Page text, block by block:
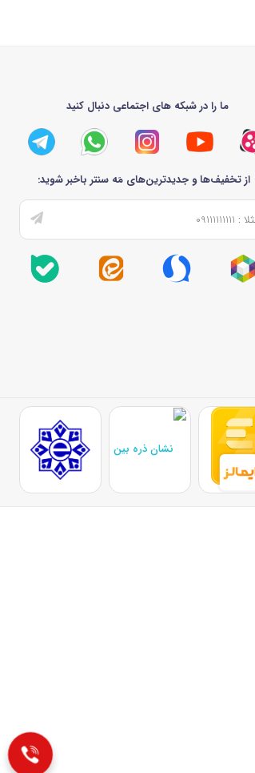
ما را در شبکه های اجتماعی دنبال کنید
از تخفیف‌ها و جدیدترین‌های مَه سنتر باخبر شوید: